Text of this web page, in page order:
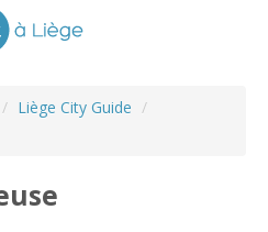
/ Liège City Guide /